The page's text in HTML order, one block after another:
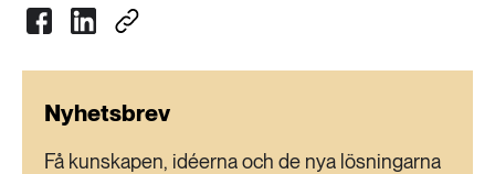
Nyhetsbrev
Få kunskapen, idéerna och de nya lösningarna